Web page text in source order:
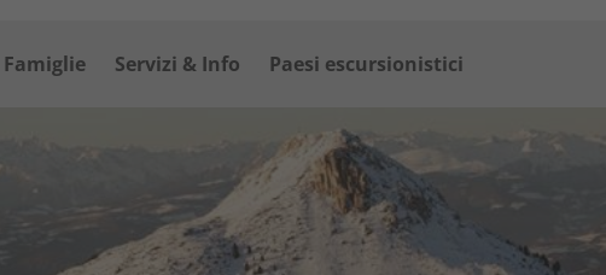
Servizi & Info Paesi escursionistici